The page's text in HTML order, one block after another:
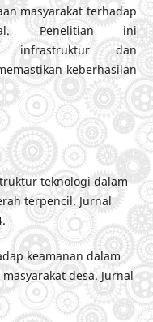
masyarakat terhadap
Penelitian ini
infrastruktur dan
keberhasilan
teknologi dalam
terpencil. Jurnal
keamanan dalam
desa. Jurnal